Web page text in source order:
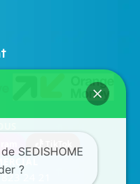
24 21
SEDISHOME
?